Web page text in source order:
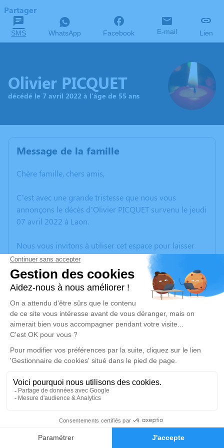
Faire-part Hommages
Partager
SMS WhatsApp Facebook E-mail Lien
Olivier PICQUET
décédé le 7 avril 2022 à l'âge de 55 ans
Message de la famille
Chère famille, chers amis,
C’est avec une grande tristesse que nous vous
annonçons le décès d’Olivier PICQUET survenu le jeudi
07 avril 2022 à Laon.
Nous vous invitons à utiliser cet espace pour laisser
vos condoléances, partager des photos souvenirs, une
anecdote ou exprimer vos pensées à travers des
poèmes ou des textes. Cet endroit est un lieu
d'expression dédié à honorer la mémoire d’Olivier
PICQUET.
Un service de plantation d’arbre hommage est
disponible ici.
Je rends hommage
Cérémonie religieuse
Église Saint Aubin de Chalandry
Rue de l'Eglise